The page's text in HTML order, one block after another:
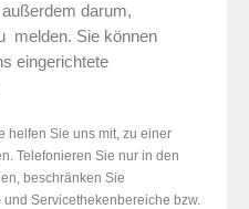
darum,
melden. Sie können
eingerichtete
helfen Sie uns mit, zu einer
Telefonieren Sie nur in den
beschränken Sie
Servicethekenbereiche bzw.